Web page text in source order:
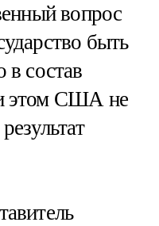
вопрос
быть
в состав
этом США не